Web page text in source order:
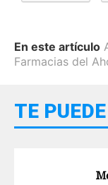
En este artículo
Farmacias del
TE